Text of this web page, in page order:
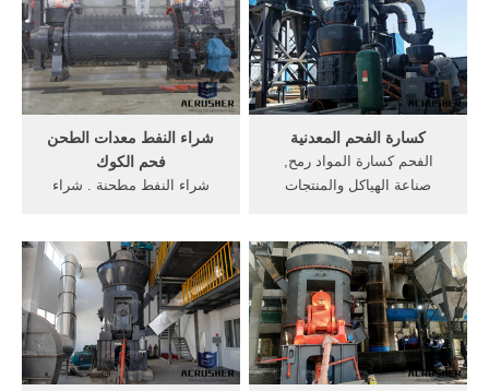
سيتم سحق و طحن الفحم
في,مصنع خط إنتاج الأسمنت و
الفرن كسارة الفك الطاحن
الصغيرة,طحن فحم الكوك في
مصنع الشركة.
الحجري كذلك في إنتاج فحم .
... كيفية سحق فحم الكوك
المعدنية. ... كسارة فحم الكوك
للبيع مطاحن آلة فحم ...
شراء النفط معدات الطحن
فحم الكوك
شراء النفط مطحنة . شراء
دقيق، تستخدم آلة طحن
mazie، معدات تعمل بالهواء
المضغوط،, New and Used
Ball mills for Sale Savona
Equipment The ball mill is a
key piece of equipment for
كسارة الفحم المعدنية
الفحم كسارة المواد رمح,
صناعة الهياكل والمنتجات
فحم الكوك. الفحم كفاءة عالية
كسارة الحجر سعر الجهازUS $
1000-100000Qingdao,China
مثل سحق الثانوي وغرامة
سحق ...